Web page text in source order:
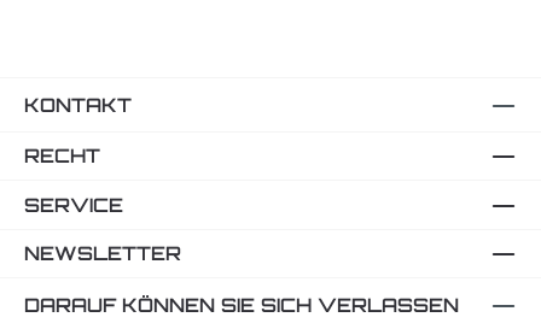
KONTAKT
RECHT
SERVICE
NEWSLETTER
DARAUF KÖNNEN SIE SICH VERLASSEN